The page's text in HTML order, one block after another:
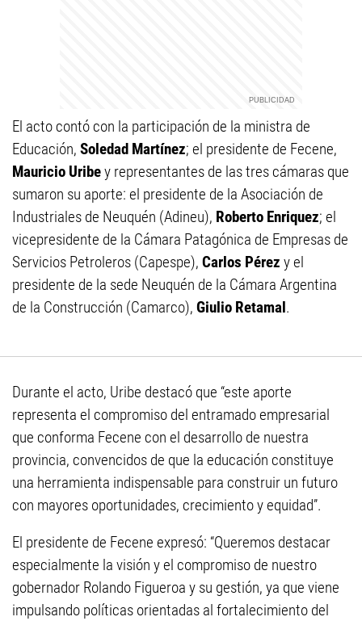
El acto contó con la participación de la ministra de
Educación, Soledad Martínez; el presidente de Fecene,
Mauricio Uribey representantes de las tres cámaras que
sumaron su aporte: el presidente de la Asociación de
Industriales de Neuquén (Adineu), Roberto Enriquez; el
vicepresidente de la Cámara Patagónica de Empresas de
Servicios Petroleros (Capespe), Carlos Pérez y el
presidente de la sede Neuquén de la Cámara Argentina
de la Construcción (Camarco), Giulio Retamal.
Durante el acto, Uribe destacó que “este aporte
representa el compromiso del entramado empresarial
que conforma Fecene con el desarrollo de nuestra
provincia, convencidos de que la educación constituye
una herramienta indispensable para construir un futuro
con mayores oportunidades, crecimiento y equidad”.
El presidente de Fecene expresó: “Queremos destacar
especialmente la visión y el compromiso de nuestro
gobernador Rolando Figueroa y su gestión, ya que viene
impulsando políticas orientadas al fortalecimiento del